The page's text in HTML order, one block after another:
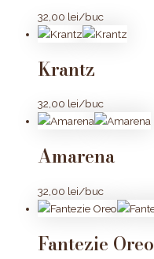
32,00 lei/buc
Krantz
32,00 lei/buc
Amarena
32,00 lei/buc
Fantezie Oreo